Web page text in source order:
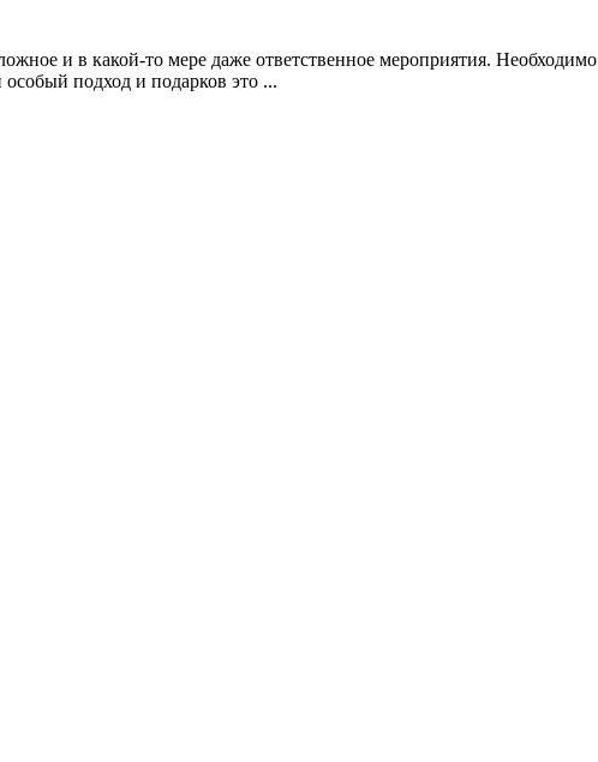
и в какой-то мере даже ответственное мероприятия. Необходимо
подход и подарков это ...